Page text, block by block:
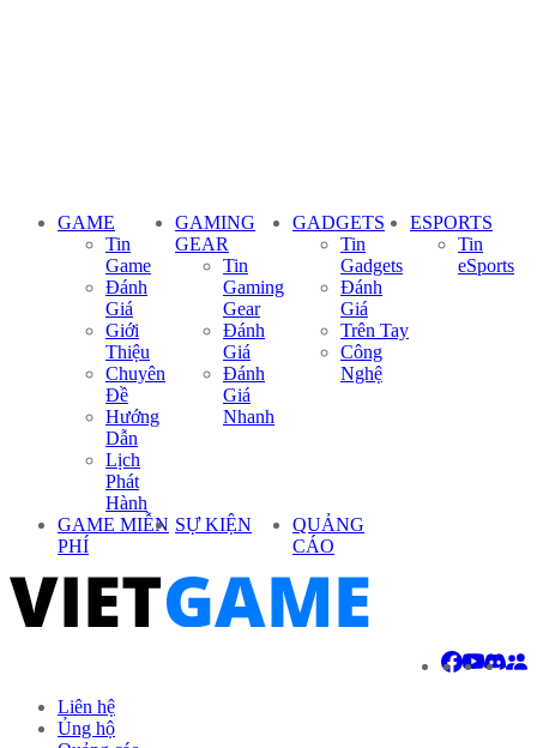
GAME
Tin
Game
Đánh
Giá
Giới
Thiệu
Chuyên
Đề
Hướng
Dẫn
Lịch
Phát
Hành
GAMING
GEAR
Tin
Gaming
Gear
Đánh
Giá
Đánh
Giá
Nhanh
GADGETS
Tin
Gadgets
Đánh
Giá
Trên Tay
Công
Nghệ
ESPORTS
Tin
eSports
GAME MIỄN
PHÍ
SỰ KIỆN
QUẢNG
CÁO
Liên hệ
Ủng hộ